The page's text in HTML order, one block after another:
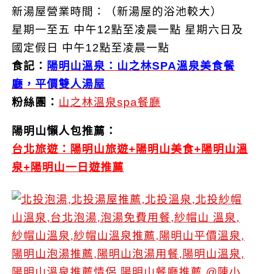
新湯屋營業時間：（新湯屋的浴池較大）
星期一至五 中午12點至凌晨一點 星期六日及
國定假日 中午12點至凌晨一點
食記： 陽明山溫泉：山之林SPA溫泉美食餐
廳，平價雙人湯屋
粉絲團： 山之林溫泉spa餐廳
陽明山懶人包推薦：
台北旅遊：陽明山旅遊+陽明山美食+陽明山溫
泉+陽明山一日遊推薦